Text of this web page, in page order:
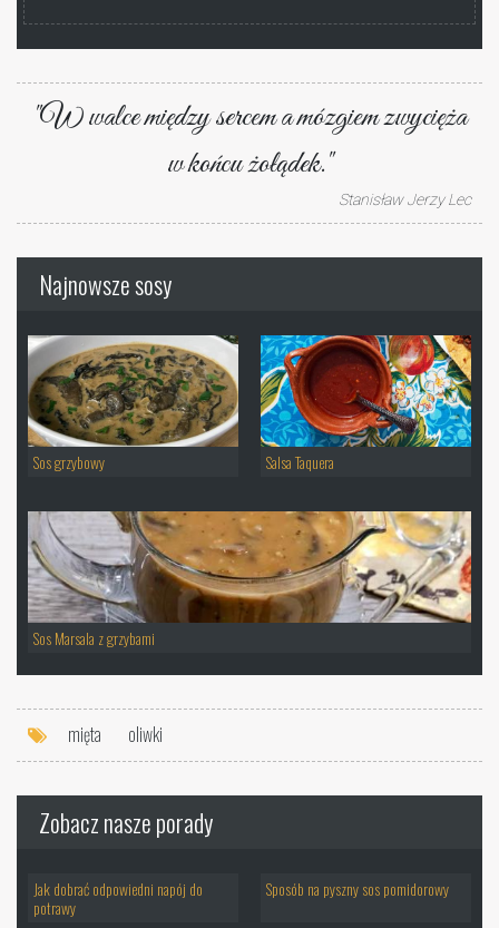
"W walce między sercem a mózgiem zwycięża
w końcu żołądek."
Stanisław Jerzy Lec
Najnowsze sosy
Sos grzybowy Salsa Taquera
Sos Marsala z grzybami
mięta oliwki
Zobacz nasze porady
Jak dobrać odpowiedni napój do
potrawy
Sposób na pyszny sos pomidorowy